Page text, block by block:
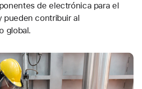
de electrónica para el
pueden contribuir al
global.